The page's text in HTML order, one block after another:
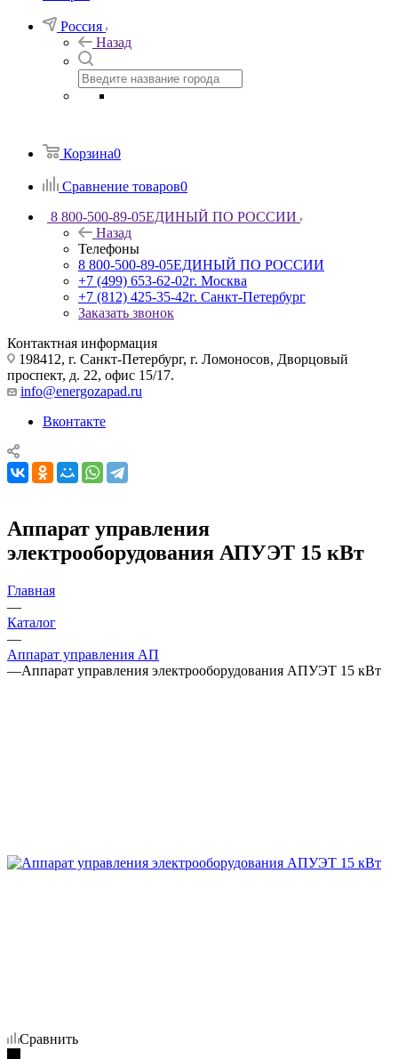
Россия
Назад
Корзина0
Сравнение товаров0
8 800-500-89-05ЕДИНЫЙ ПО РОССИИ
Назад
Телефоны
8 800-500-89-05ЕДИНЫЙ ПО РОССИИ
+7 (499) 653-62-02г. Москва
+7 (812) 425-35-42г. Санкт-Петербург
Заказать звонок
Контактная информация
198412, г. Санкт-Петербург, г. Ломоносов, Дворцовый
проспект, д. 22, офис 15/17.
info@energozapad.ru
Вконтакте
Аппарат управления
электрооборудования АПУЭТ 15 кВт
Главная
—
Каталог
—
Аппарат управления АП
—Аппарат управления электрооборудования АПУЭТ 15 кВт
Сравнить